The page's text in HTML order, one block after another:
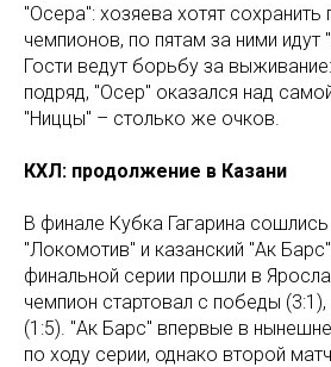
"Осера": хозяева хотят сохранить
чемпионов, по пятам за ними идут
Гости ведут борьбу за
подряд, "Осер" оказался над
"Ниццы" – столько же очков.
КХЛ: продолжение в Казани
В финале Кубка Гагарина
"Локомотив" и казанский "Ак
финальной серии прошли в
чемпион стартовал с победы (3:1),
(1:5). "Ак Барс" впервые в
по ходу серии, однако второй